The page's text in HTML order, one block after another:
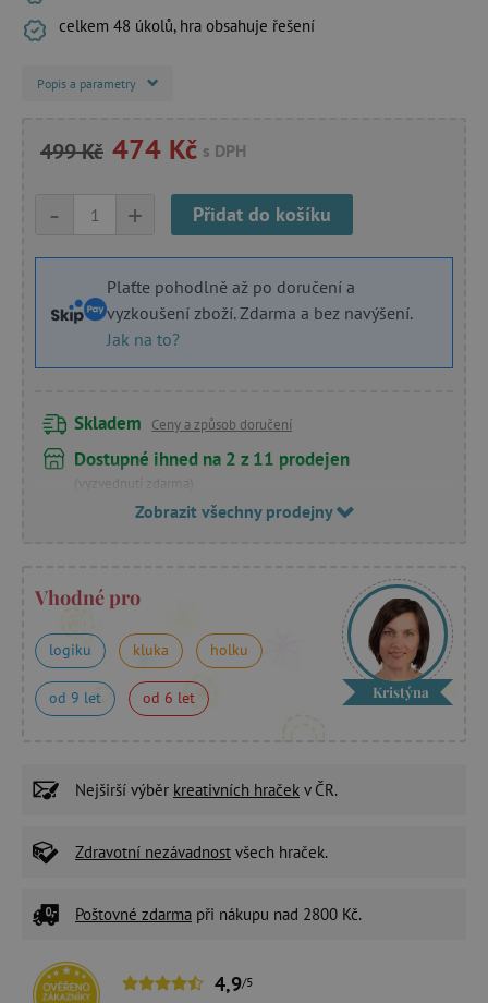
celkem 48 úkolů, hra obsahuje řešení
Popis a parametry
499 Kč 474 Kč s DPH
+
- Přidat do košíku
Plaťte pohodlně až po doručení a
vyzkoušení zboží. Zdarma a bez navýšení.
Jak na to?
Skladem Ceny a způsob doručení
Dostupné ihned na 2 z 11 prodejen
(vyzvednutí zdarma)
Zobrazit všechny prodejny
Vhodné pro
logiku kluka holku
od 9 let od 6 let Kristýna
Nejširší výběr kreativních hraček v ČR.
Zdravotní nezávadnost všech hraček.
Poštovné zdarma při nákupu nad 2800 Kč.
4,9/5